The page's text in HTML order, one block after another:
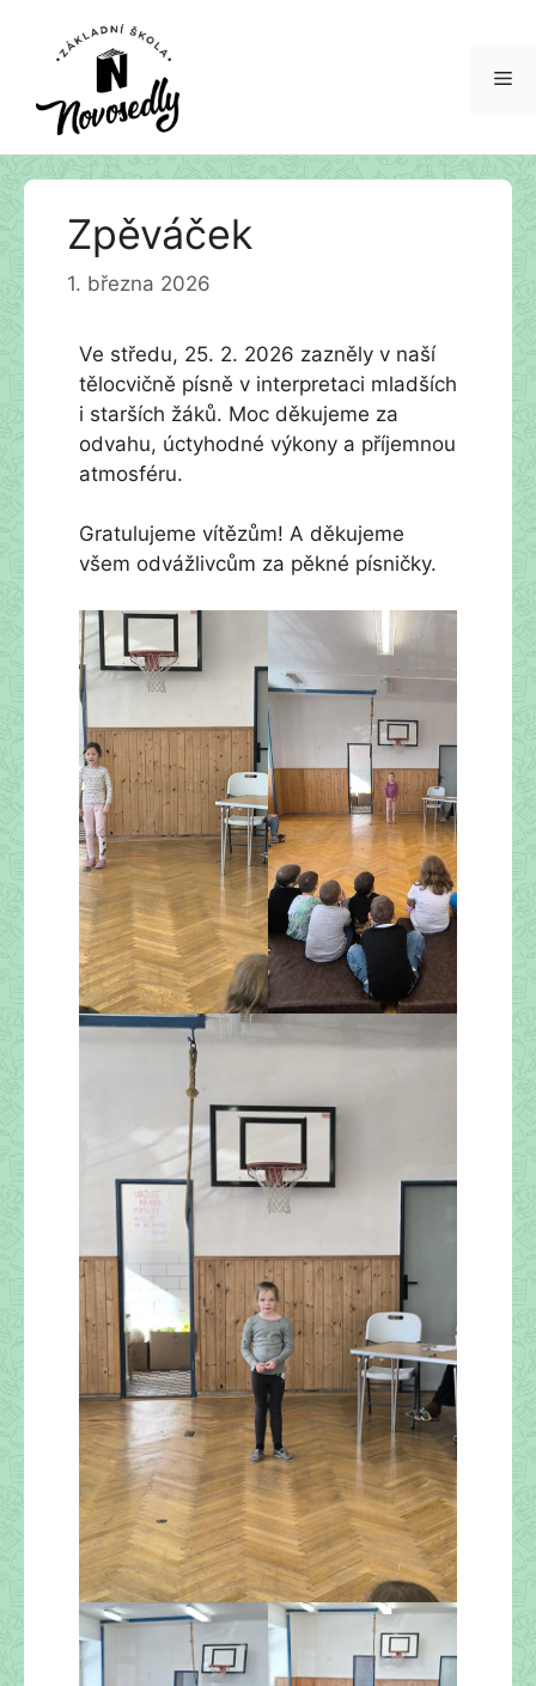
Přeskočit
Zpěváček
1. března 2026
Ve středu, 25. 2. 2026 zazněly v naší
tělocvičně písně v interpretaci mladších
i starších žáků. Moc děkujeme za
odvahu, úctyhodné výkony a příjemnou
atmosféru.
Gratulujeme vítězům! A děkujeme
všem odvážlivcům za pěkné písničky.